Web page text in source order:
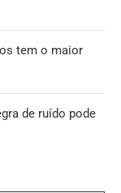
tem o maior
de ruído pode